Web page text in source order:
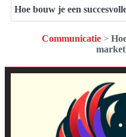
Hoe bouw je een
Communicatie>